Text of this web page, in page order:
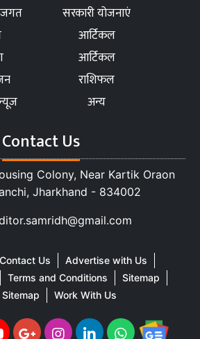
सरकारी योजनाएं
आर्टिकल
आर्टिकल
राशिफल
अन्य
Contact Us
Colony, Near Kartik Oraon
Jharkhand - 834002
Contact Us
Advertise with Us
Terms and Conditions
Sitemap
Work With Us